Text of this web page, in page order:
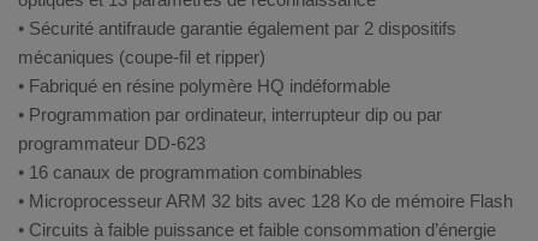
• Sécurité antifraude garantie également par 2 dispositifs
mécaniques (coupe-fil et ripper)
• Fabriqué en résine polymère HQ indéformable
• Programmation par ordinateur, interrupteur dip ou par
programmateur DD-623
• 16 canaux de programmation combinables
• Microprocesseur ARM 32 bits avec 128 Ko de mémoire Flash
• Circuits à faible puissance et faible consommation d’énergie